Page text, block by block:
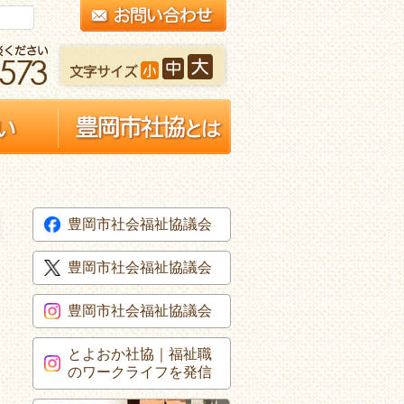
豊岡市社会福祉協議会
豊岡市社会福祉協議会
豊岡市社会福祉協議会
とよおか社協｜福祉職
のワークライフを発信